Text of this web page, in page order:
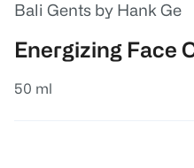
Bali Gents by Hank Ge
Energizing Face
50 ml